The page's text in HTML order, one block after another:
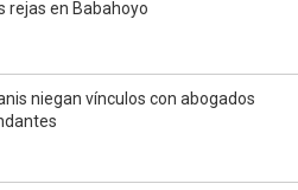
rejas en Babahoyo
niegan vínculos con abogados